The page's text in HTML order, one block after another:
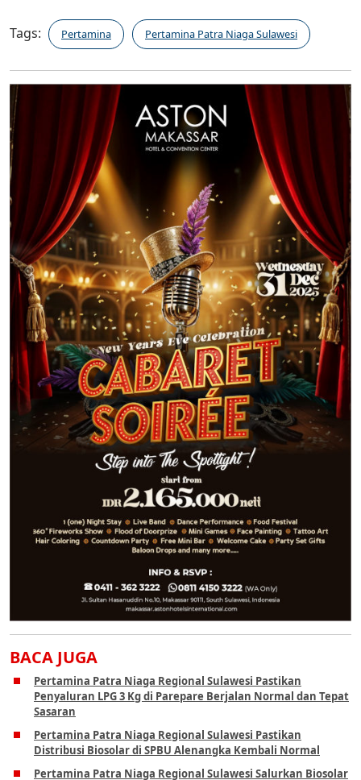
Tags: Pertamina Pertamina Patra Niaga Sulawesi
BACA JUGA
Pertamina Patra Niaga Regional Sulawesi Pastikan
Penyaluran LPG 3 Kg di Parepare Berjalan Normal dan Tepat
Sasaran
Pertamina Patra Niaga Regional Sulawesi Pastikan
Distribusi Biosolar di SPBU Alenangka Kembali Normal
Pertamina Patra Niaga Regional Sulawesi Salurkan Biosolar